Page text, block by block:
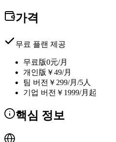
가격
무료 플랜 제공
무료版0元/月
개인版 ￥49/月
팀 버전 ￥299/月/5人
기업 버전 ￥1999/月起
핵심 정보